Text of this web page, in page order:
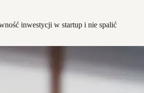
inwestycji w startup i nie spalić